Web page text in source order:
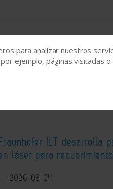
ILT desarrolla
láser para
2026-08-04
para analizar nuestros
ejemplo, páginas visitadas